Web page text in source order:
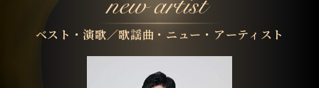
ベスト・演歌／歌謡曲・ニュー・アーティスト